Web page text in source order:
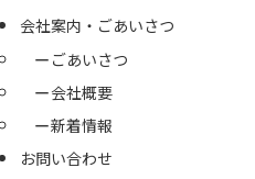
会社案内・ごあいさつ
ごあいさつ
会社概要
新着情報
お問い合わせ